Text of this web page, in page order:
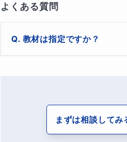
何を隠そう、これは数年前の私で
勉強は「やらなきゃいけないもの
「勉強しなさい」と言うのは逆効
よくある質問
教材は指定ですか？
まずは相談してみ